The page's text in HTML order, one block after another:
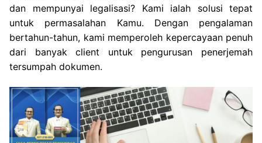
dan mempunyai legalisasi? Kami ialah solusi tepat
untuk permasalahan Kamu. Dengan pengalaman
bertahun-tahun, kami memperoleh kepercayaan penuh
dari banyak client untuk pengurusan penerjemah
tersumpah dokumen.